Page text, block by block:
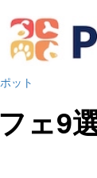
ット
ェ9